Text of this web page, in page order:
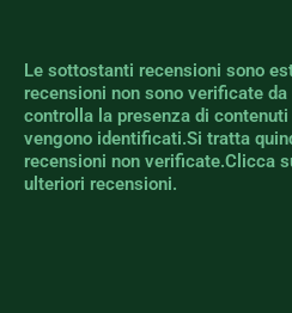
Le sottostanti recensioni sono
recensioni non sono verificate
controlla la presenza di
vengono identificati.Si tratta
recensioni non verificate.Clicca
ulteriori recensioni.